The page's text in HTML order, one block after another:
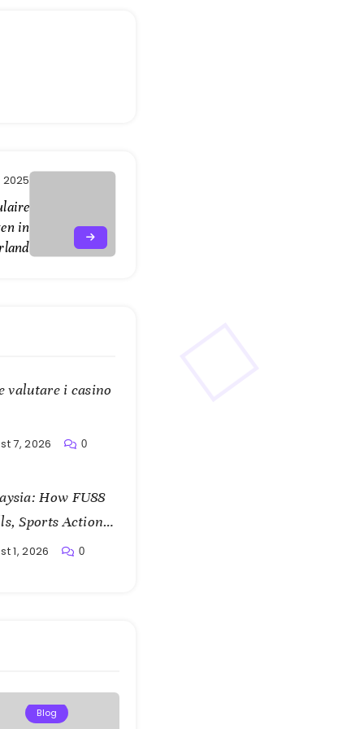
2025
in
valutare i casino
7, 2026 0
How FU88
Sports Action,
1, 2026 0
Blog